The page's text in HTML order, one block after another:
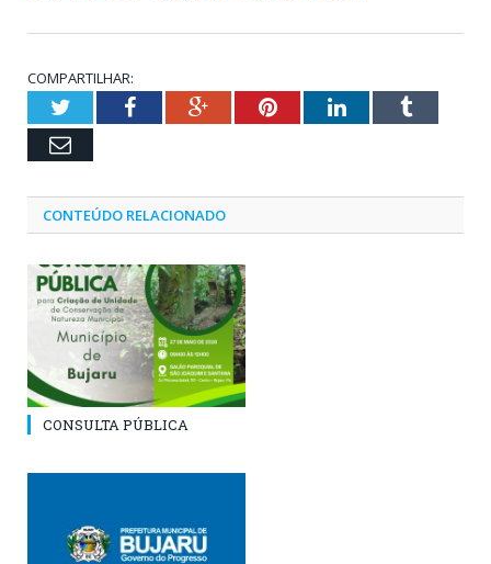
COMPARTILHAR:
TwitterFacebookGoogle+PinterestLinkedInTumblr
Email
CONTEÚDO RELACIONADO
CONSULTA PÚBLICA